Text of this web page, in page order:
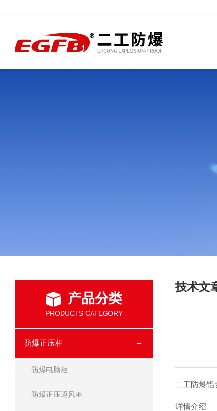
产品分类
PRODUCTS CATEGORY
防爆正压柜
防爆电脑柜
防爆正压通风柜
技术文
二工防爆铝
详情介绍